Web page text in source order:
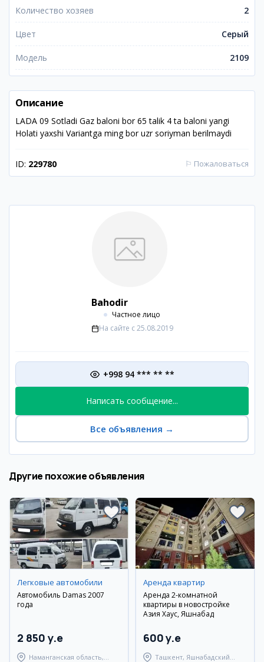
Количество хозяев 2
Цвет Серый
Модель 2109
Описание
LADA 09 Sotladi Gaz baloni bor 65 talik 4 ta baloni yangi
Holati yaxshi Variantga ming bor uzr soriyman berilmaydi
ID: 229780 ⚐ Пожаловаться
Bahodir
Частное лицо
На сайте с 25.08.2019
+998 94 *** ** **
Написать сообщение...
Все объявления →
Другие похожие объявления
Легковые автомобили
Автомобиль Damas 2007
года
2 850 y.e
Наманганская область,
Аренда квартир
Аренда 2-комнатной
квартиры в новостройке
Азия Хаус, Яшнабад
600 y.e
Ташкент, Яшнабадский